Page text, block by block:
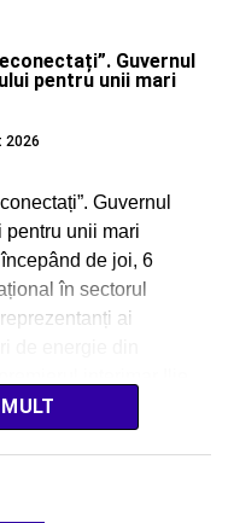
Guvernul
pentru unii mari
2026
Guvernul
pentru unii mari
de joi, 6
în sectorul
ai